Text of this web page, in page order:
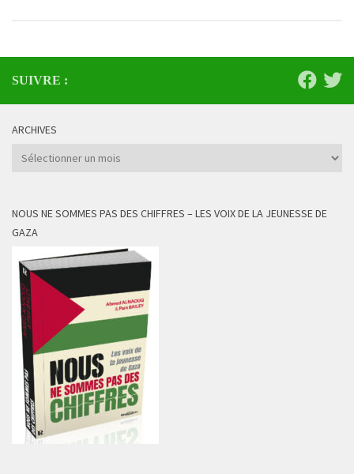
SUIVRE :
ARCHIVES
Archives
NOUS NE SOMMES PAS DES CHIFFRES – LES VOIX DE LA JEUNESSE DE
GAZA